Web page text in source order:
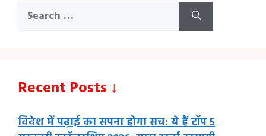
Search
Recent Posts ↓
विदेश में पढ़ाई का सपना होगा सच: ये हैं टॉप 5